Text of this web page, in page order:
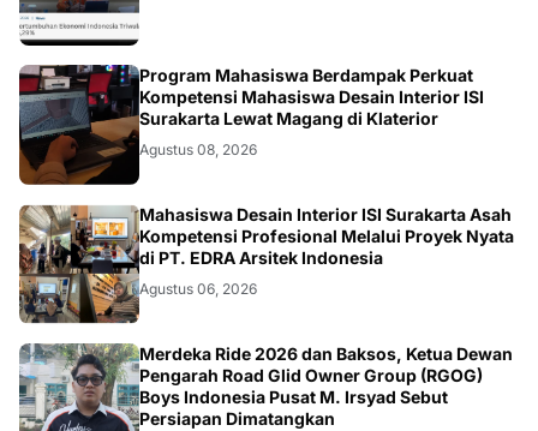
NASIONAL
Program Mahasiswa Berdampak Perkuat
Kompetensi Mahasiswa Desain Interior ISI
Surakarta Lewat Magang di Klaterior
Agustus 08, 2026
NASIONAL
Mahasiswa Desain Interior ISI Surakarta Asah
Kompetensi Profesional Melalui Proyek Nyata
di PT. EDRA Arsitek Indonesia
Agustus 06, 2026
NASIONAL
Merdeka Ride 2026 dan Baksos, Ketua Dewan
Pengarah Road Glid Owner Group (RGOG)
Boys Indonesia Pusat M. Irsyad Sebut
Persiapan Dimatangkan